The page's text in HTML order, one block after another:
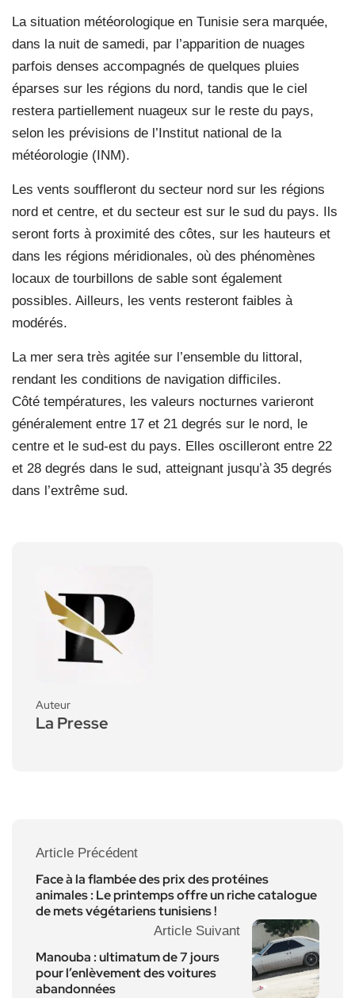
La situation météorologique en Tunisie sera marquée,
dans la nuit de samedi, par l’apparition de nuages
parfois denses accompagnés de quelques pluies
éparses sur les régions du nord, tandis que le ciel
restera partiellement nuageux sur le reste du pays,
selon les prévisions de l’Institut national de la
météorologie (INM).
Les vents souffleront du secteur nord sur les régions
nord et centre, et du secteur est sur le sud du pays. Ils
seront forts à proximité des côtes, sur les hauteurs et
dans les régions méridionales, où des phénomènes
locaux de tourbillons de sable sont également
possibles. Ailleurs, les vents resteront faibles à
modérés.
La mer sera très agitée sur l’ensemble du littoral,
rendant les conditions de navigation difficiles.
Côté températures, les valeurs nocturnes varieront
généralement entre 17 et 21 degrés sur le nord, le
centre et le sud-est du pays. Elles oscilleront entre 22
et 28 degrés dans le sud, atteignant jusqu’à 35 degrés
dans l’extrême sud.
Auteur
La Presse
Article Précédent
Face à la flambée des prix des protéines
animales : Le printemps offre un riche catalogue
de mets végétariens tunisiens !
Article Suivant
Manouba : ultimatum de 7 jours
pour l’enlèvement des voitures
abandonnées